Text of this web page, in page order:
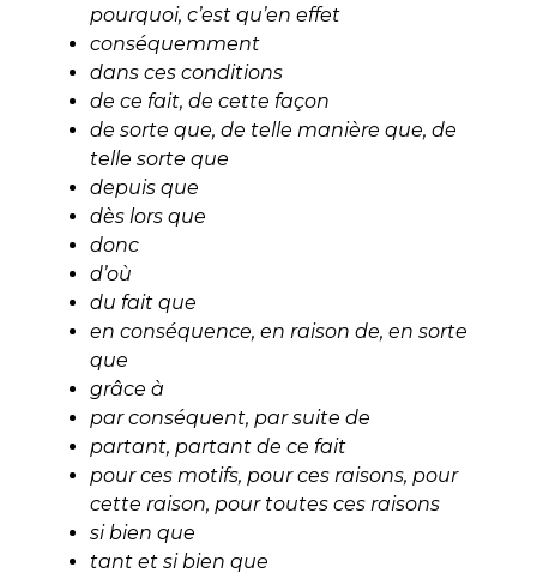
pourquoi, c’est qu’en effet
conséquemment
dans ces conditions
de ce fait, de cette façon
de sorte que, de telle manière que, de
telle sorte que
depuis que
dès lors que
donc
d’où
du fait que
en conséquence, en raison de, en sorte
que
grâce à
par conséquent, par suite de
partant, partant de ce fait
pour ces motifs, pour ces raisons, pour
cette raison, pour toutes ces raisons
si bien que
tant et si bien que